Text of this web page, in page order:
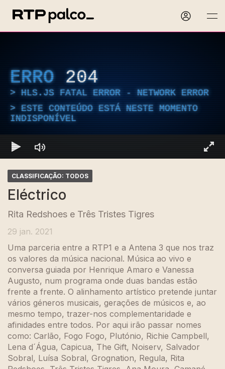
ERRO 204
HLS.JS FATAL ERROR - NETWORK ERROR
ESTE CONTEÚDO ESTÁ NESTE MOMENTO
INDISPONÍVEL
CLASSIFICAÇÃO: TODOS
Eléctrico
Rita Redshoes e Três Tristes Tigres
29 jan. 2021
Uma parceria entre a RTP1 e a Antena 3 que nos traz
os valores da música nacional. Música ao vivo e
conversa guiada por Henrique Amaro e Vanessa
Augusto, num programa onde duas bandas estão
frente a frente. O alinhamento artístico pretende juntar
vários géneros musicais, gerações de músicos e, ao
mesmo tempo, trazer-nos complementaridade e
afinidades entre todos. Por aqui irão passar nomes
como: Carlão, Fogo Fogo, Plutónio, Richie Campbell,
Lena d´Água, Capicua, The Gift, Noiserv, Salvador
Sobral, Luísa Sobral, Grognation, Regula, Rita